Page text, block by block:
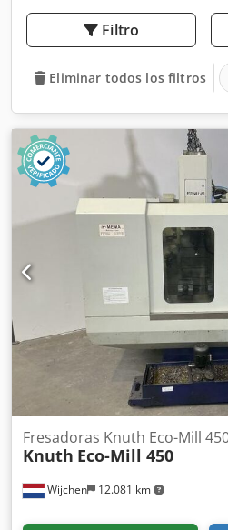
Filtro
Eliminar todos los filtros
Wijchen 12.081 km
Fresadoras Knuth Eco-Mill
Knuth Eco-Mill 450